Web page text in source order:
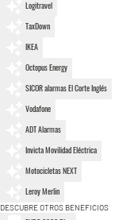
Logitravel
TaxDown
IKEA
Octopus Energy
SICOR alarmas El Corte Inglés
Vodafone
ADT Alarmas
Invicta Movilidad Eléctrica
Motocicletas NEXT
Leroy Merlin
DESCUBRE OTROS BENEFICIOS